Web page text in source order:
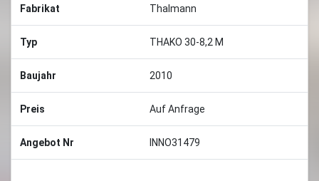
Fabrikat Thalmann
Typ THAKO 30-8,2 M
Baujahr 2010
Preis Auf Anfrage
Angebot Nr INNO31479